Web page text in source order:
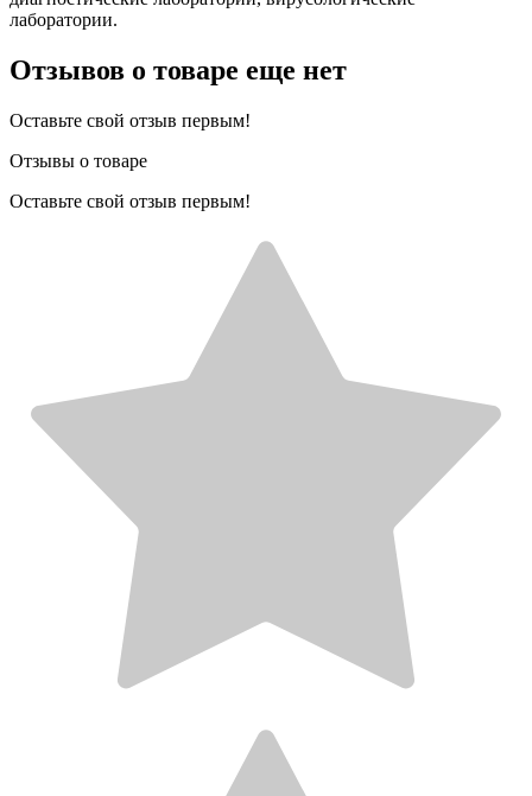
лаборатории.
Отзывов о товаре еще нет
Оставьте свой отзыв первым!
Отзывы о товаре
Оставьте свой отзыв первым!